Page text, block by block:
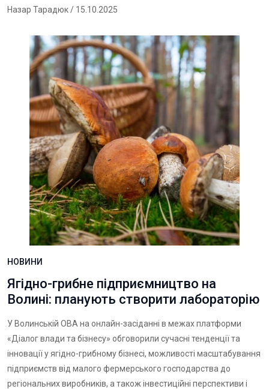
Назар Тарадюк/ 15.10.2025
НОВИНИ
Ягідно-грибне підприємництво на
Волині: планують створити лабораторію
У Волинській ОВА на онлайн-засіданні в межах платформи
«Діалог влади та бізнесу» обговорили сучасні тенденції та
інновації у ягідно-грибному бізнесі, можливості масштабування
підприємств від малого фермерського господарства до
регіональних виробників, а також інвестиційні перспективи і